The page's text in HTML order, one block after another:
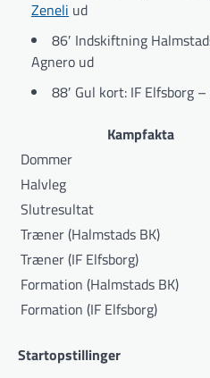
Zeneli ud
86′ Indskiftning
Agnero ud
88′ Gul kort: IF Elfsborg
Kampfakta
Dommer
Halvleg
Slutresultat
Træner (Halmstads BK)
Træner (IF Elfsborg)
Formation (Halmstads BK)
Formation (IF Elfsborg)
Startopstillinger